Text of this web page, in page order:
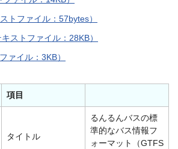
トファイル：57bytes）
ストファイル：28KB）
ァイル：3KB）
項目
タイトル
るんるんバスの標
準的なバス情報フ
ォーマット（GTFS